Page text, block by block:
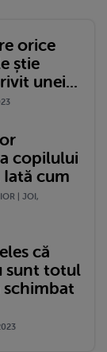
orice
știe
unei...
copilului
cum
| JOI,
că
sunt totul
schimbat